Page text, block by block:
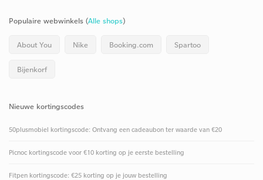
Populaire webwinkels (Alle shops)
About You Nike Booking.com Spartoo
Bijenkorf
Nieuwe kortingscodes
50plusmobiel kortingscode: Ontvang een cadeaubon ter waarde van €20
Picnoc kortingscode voor €10 korting op je eerste bestelling
Fitpen kortingscode: €25 korting op je jouw bestelling